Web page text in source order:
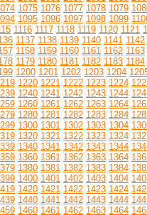
1075 1076 1077 1078 1079
1095 1096 1097 1098 1099
1116 1117 1118 1119 1120 1121
1137 1138 1139 1140 1141 1142
1158 1159 1160 1161 1162 1163
1179 1180 1181 1182 1183 1184
1200 1201 1202 1203 1204
1220 1221 1222 1223 1224
1240 1241 1242 1243 1244
1260 1261 1262 1263 1264
1280 1281 1282 1283 1284
1300 1301 1302 1303 1304
1320 1321 1322 1323 1324
1340 1341 1342 1343 1344
1360 1361 1362 1363 1364
1380 1381 1382 1383 1384
1400 1401 1402 1403 1404
1420 1421 1422 1423 1424
1440 1441 1442 1443 1444
1460 1461 1462 1463 1464